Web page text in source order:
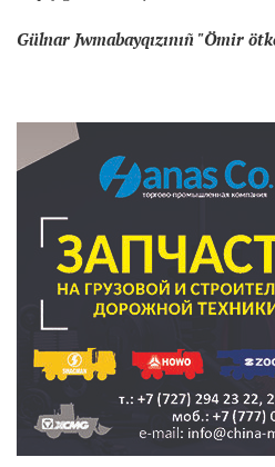
Gülnar Jwmabayqızınıñ "Ömir